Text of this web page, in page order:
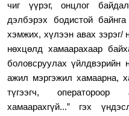
чиг үүрэг, онцлог
дэлбэрэх бодистой
хэмжих, хүлээн авах зэрэг/
нөхцөлд хамаарахаар
боловсруулах үйлдвэрийн
ажил мэргэжил хамаарна,
түгээгч,
хамаарахгүй...” гэх